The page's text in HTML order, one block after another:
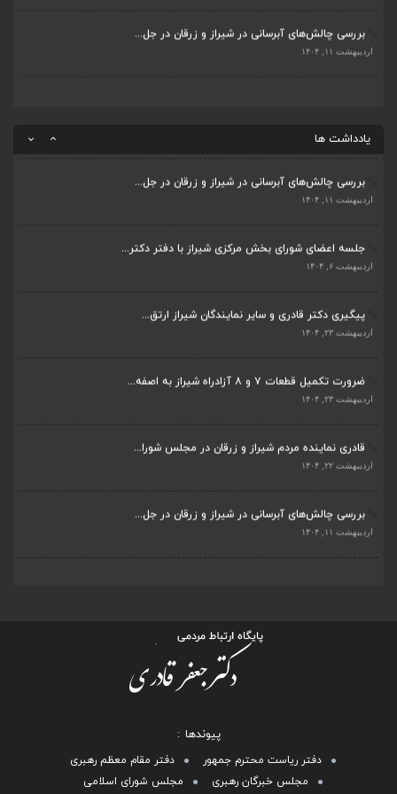
بررسی چالش‌های آبرسانی در شیراز و زرقان در جل...
اردیبهشت ۱۱, ۱۴۰۴
یادداشت ها
ضرورت تکمیل قطعات ۷ و ۸ آزادراه شیراز به اصفه...
بررسی چالش‌های آبرسانی در شیراز و زرقان در جل...
اردیبهشت ۱۱, ۱۴۰۴
جلسه اعضای شورای بخش مرکزی شیراز با دفتر دکتر...
اردیبهشت ۶, ۱۴۰۴
پیگیری دکتر قادری و سایر نمایندگان شیراز ارتق...
اردیبهشت ۲۳, ۱۴۰۴
ضرورت تکمیل قطعات ۷ و ۸ آزادراه شیراز به اصفه...
اردیبهشت ۲۳, ۱۴۰۴
قادری نماینده مردم شیراز و زرقان در مجلس شورا...
اردیبهشت ۲۲, ۱۴۰۴
بررسی چالش‌های آبرسانی در شیراز و زرقان در جل...
اردیبهشت ۱۱, ۱۴۰۴
پیوندها
دفتر ریاست محترم جمهور
دفتر مقام معظم رهبری
مجلس خبرگان رهبری
مجلس شورای اسلامی